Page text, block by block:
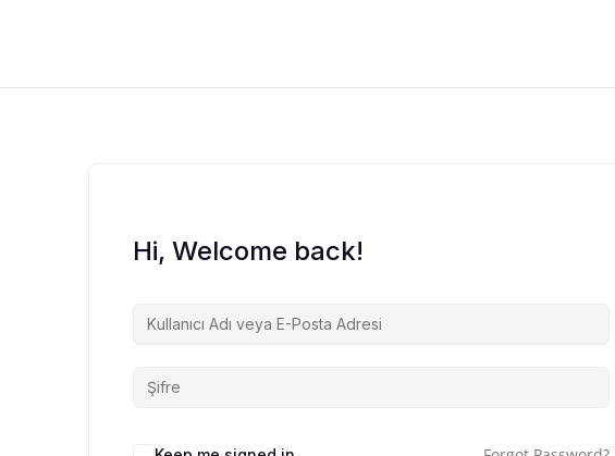
Hi, Welcome back!